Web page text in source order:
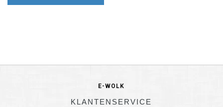
E-WOLK
KLANTENSERVICE